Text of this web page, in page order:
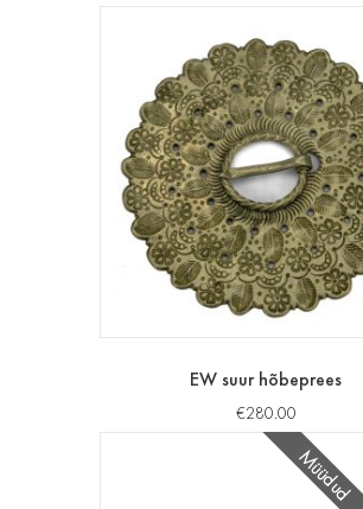
EW suur hõbeprees
€280.00
Müüdud